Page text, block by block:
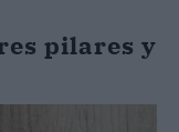
pilares y